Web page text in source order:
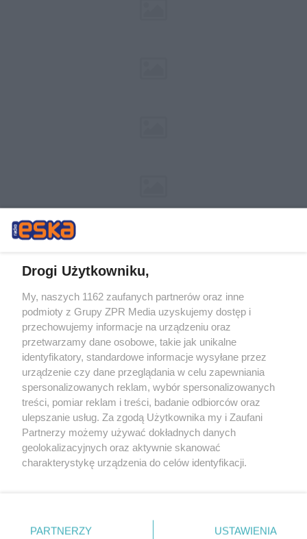
Żaden utwór zamieszczony w serwisie nie może być powielany i
rozpowszechniany lub dalej rozpowszechniany w jakikolwiek sposób (w
tym także elektroniczny lub mechaniczny) na jakimkolwiek polu
eksploatacji w jakiejkolwiek formie, włącznie z umieszczaniem w
Internecie bez pisemnej zgody właściciela praw. Jakiekolwiek użycie lub
wykorzystanie utworów w całości lub w części z naruszeniem prawa,
tzn. bez właściwej zgody, jest zabronione pod groźbą kary i może być
ścigane prawnie.
Drogi Użytkowniku,
My, naszych 1162 zaufanych partnerów oraz inne
podmioty z Grupy ZPR Media uzyskujemy dostęp i
przechowujemy informacje na urządzeniu oraz
przetwarzamy dane osobowe, takie jak unikalne
identyfikatory, standardowe informacje wysyłane przez
urządzenie czy dane przeglądania w celu zapewniania
spersonalizowanych reklam, wybór spersonalizowanych
treści, pomiar reklam i treści, badanie odbiorców oraz
ulepszanie usług. Za zgodą Użytkownika my i Zaufani
Partnerzy możemy używać dokładnych danych
geolokalizacyjnych oraz aktywnie skanować
charakterystykę urządzenia do celów identyfikacji.
zmienić/wycofać klikając przycisk ustawień prywatności
PARTNERZY USTAWIENIA